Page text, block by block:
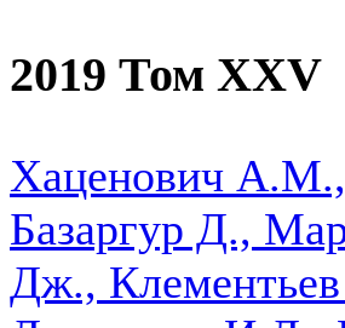
2019 Том XXV
Хаценович
Базаргур Д.,
Дж.,